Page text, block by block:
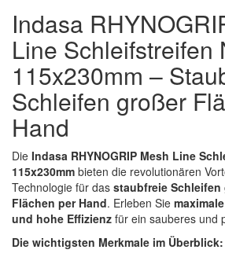
(8)
Mirka
no-name
(1)
Novol
Prevost
(3)
Proma
(21)
Sia
Spectral
Indasa
Line Schleifstreifen
115x230mm –
Schleifen großer
Hand
Die Indasa RHYNOGRIP Mesh Line
115x230mm bieten die revolutionären
Technologie für das staubfreie Schleifen
Flächen per Hand. Erleben Sie
und hohe Effizienz für ein sauberes und
Die wichtigsten Merkmale im Überblick: